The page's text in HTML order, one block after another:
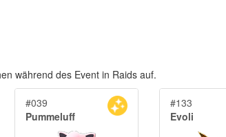
während des Event in Raids auf.
#039
Pummeluff
#133
Evoli